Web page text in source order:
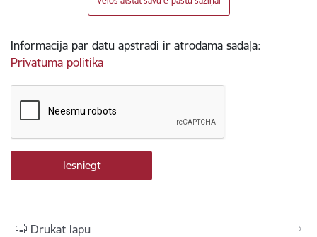
Informācija par datu apstrādi ir atrodama sadaļā:
Privātuma politika
Drukāt lapu